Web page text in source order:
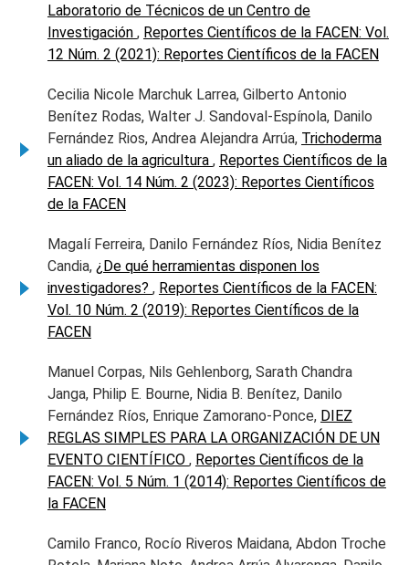
Laboratorio de Técnicos de un Centro de
Investigación , Reportes Científicos de la FACEN: Vol.
12 Núm. 2 (2021): Reportes Científicos de la FACEN
Cecilia Nicole Marchuk Larrea, Gilberto Antonio
Benítez Rodas, Walter J. Sandoval-Espínola, Danilo
Fernández Rios, Andrea Alejandra Arrúa, Trichoderma
un aliado de la agricultura , Reportes Científicos de la
FACEN: Vol. 14 Núm. 2 (2023): Reportes Científicos
de la FACEN
Magalí Ferreira, Danilo Fernández Ríos, Nidia Benítez
Candia, ¿De qué herramientas disponen los
investigadores? , Reportes Científicos de la FACEN:
Vol. 10 Núm. 2 (2019): Reportes Científicos de la
FACEN
Manuel Corpas, Nils Gehlenborg, Sarath Chandra
Janga, Philip E. Bourne, Nidia B. Benítez, Danilo
Fernández Ríos, Enrique Zamorano-Ponce, DIEZ
REGLAS SIMPLES PARA LA ORGANIZACIÓN DE UN
EVENTO CIENTÍFICO , Reportes Científicos de la
FACEN: Vol. 5 Núm. 1 (2014): Reportes Científicos de
la FACEN
Camilo Franco, Rocío Riveros Maidana, Abdon Troche